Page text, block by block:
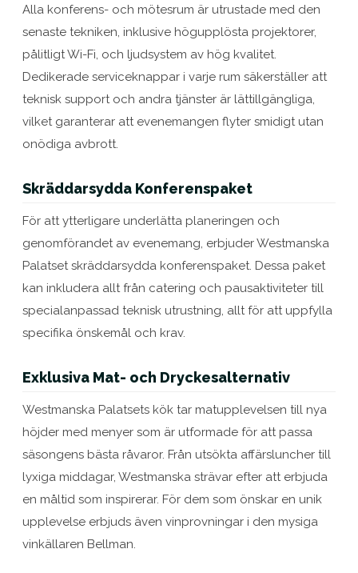
Alla konferens- och mötesrum är utrustade med den
senaste tekniken, inklusive högupplösta projektorer,
pålitligt Wi-Fi, och ljudsystem av hög kvalitet.
Dedikerade serviceknappar i varje rum säkerställer att
teknisk support och andra tjänster är lättillgängliga,
vilket garanterar att evenemangen flyter smidigt utan
onödiga avbrott.
Skräddarsydda Konferenspaket
För att ytterligare underlätta planeringen och
genomförandet av evenemang, erbjuder Westmanska
Palatset skräddarsydda konferenspaket. Dessa paket
kan inkludera allt från catering och pausaktiviteter till
specialanpassad teknisk utrustning, allt för att uppfylla
specifika önskemål och krav.
Exklusiva Mat- och Dryckesalternativ
Westmanska Palatsets kök tar matupplevelsen till nya
höjder med menyer som är utformade för att passa
säsongens bästa råvaror. Från utsökta affärsluncher till
lyxiga middagar, Westmanska strävar efter att erbjuda
en måltid som inspirerar. För dem som önskar en unik
upplevelse erbjuds även vinprovningar i den mysiga
vinkällaren Bellman.